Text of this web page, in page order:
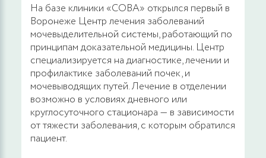
На базе клиники «СОВА» открылся первый в
Воронеже Центр лечения заболеваний
мочевыделительной системы, работающий по
принципам доказательной медицины. Центр
специализируется на диагностике, лечении и
профилактике заболеваний почек, и
мочевыводящих путей. Лечение в отделении
возможно в условиях дневного или
круглосуточного стационара — в зависимости
от тяжести заболевания, с которым обратился
пациент.